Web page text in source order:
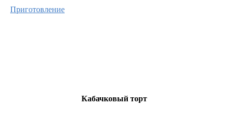
Приготовление
Кабачковый торт